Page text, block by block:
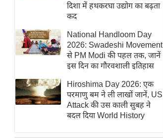
मिसाल बेमिसाल
शख्सियत
यंग इंडिया
साहित्य जगत
ऑटो वर्ल्ड
न्यूज ब्रीफ
दिशा में हथकरघा उद्योग का बढ़ता
कद
National Handloom Day
2026: Swadeshi Movement
से PM Modi की पहल तक, जानें
इस दिन का गौरवशाली इतिहास
Hiroshima Day 2026: एक
परमाणु बम ने ली लाखों जानें, US
Attack की उस काली सुबह ने
बदल दिया World History